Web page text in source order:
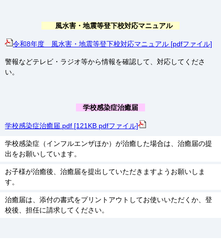
風水害・地震等登下校対応マニュアル
令和8年度 風水害・地震等登下校対応マニュアル [pdfファイル]
警報などテレビ・ラジオ等から情報を確認して、対応してくださ
い。
学校感染症治癒届
学校感染症治癒届.pdf [121KB pdfファイル]
学校感染症（インフルエンザほか）が治癒した場合は、治癒届の提
出をお願いしています。
お子様が治癒後、治癒届を提出していただきますようお願いしま
す。
治癒届は、添付の書式をプリントアウトしてお使いいただくか、登
校後、担任に請求してください。